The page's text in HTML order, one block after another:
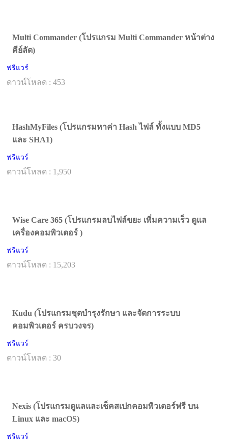
Multi Commander (โปรแกรม Multi Commander หน้าต่าง
คีย์ลัด)
ฟรีแวร์
ดาวน์โหลด : 453
HashMyFiles (โปรแกรมหาค่า Hash ไฟล์ ทั้งแบบ MD5
และ SHA1)
ฟรีแวร์
ดาวน์โหลด : 1,950
Wise Care 365 (โปรแกรมลบไฟล์ขยะ เพิ่มความเร็ว ดูแล
เครื่องคอมพิวเตอร์ )
ฟรีแวร์
ดาวน์โหลด : 15,203
Kudu (โปรแกรมชุดบำรุงรักษา และจัดการระบบ
คอมพิวเตอร์ ครบวงจร)
ฟรีแวร์
ดาวน์โหลด : 30
Nexis (โปรแกรมดูแลและเช็คสเปกคอมพิวเตอร์ฟรี บน
Linux และ macOS)
ฟรีแวร์